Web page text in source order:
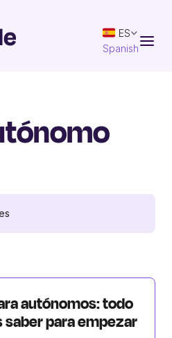
ES
Spanish
autónomos: todo
para empezar